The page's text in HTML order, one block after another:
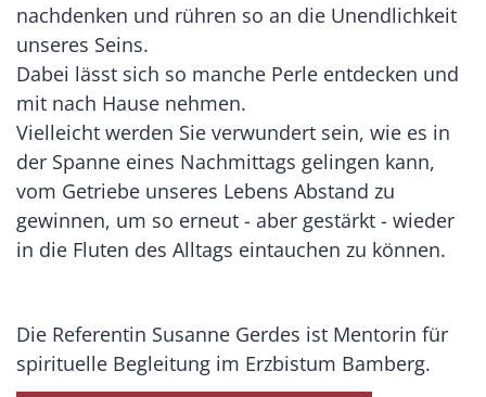
nachdenken und rühren so an die Unendlichkeit
unseres Seins.
Dabei lässt sich so manche Perle entdecken und
mit nach Hause nehmen.
Vielleicht werden Sie verwundert sein, wie es in
der Spanne eines Nachmittags gelingen kann,
vom Getriebe unseres Lebens Abstand zu
gewinnen, um so erneut - aber gestärkt - wieder
in die Fluten des Alltags eintauchen zu können.
Die Referentin Susanne Gerdes ist Mentorin für
spirituelle Begleitung im Erzbistum Bamberg.